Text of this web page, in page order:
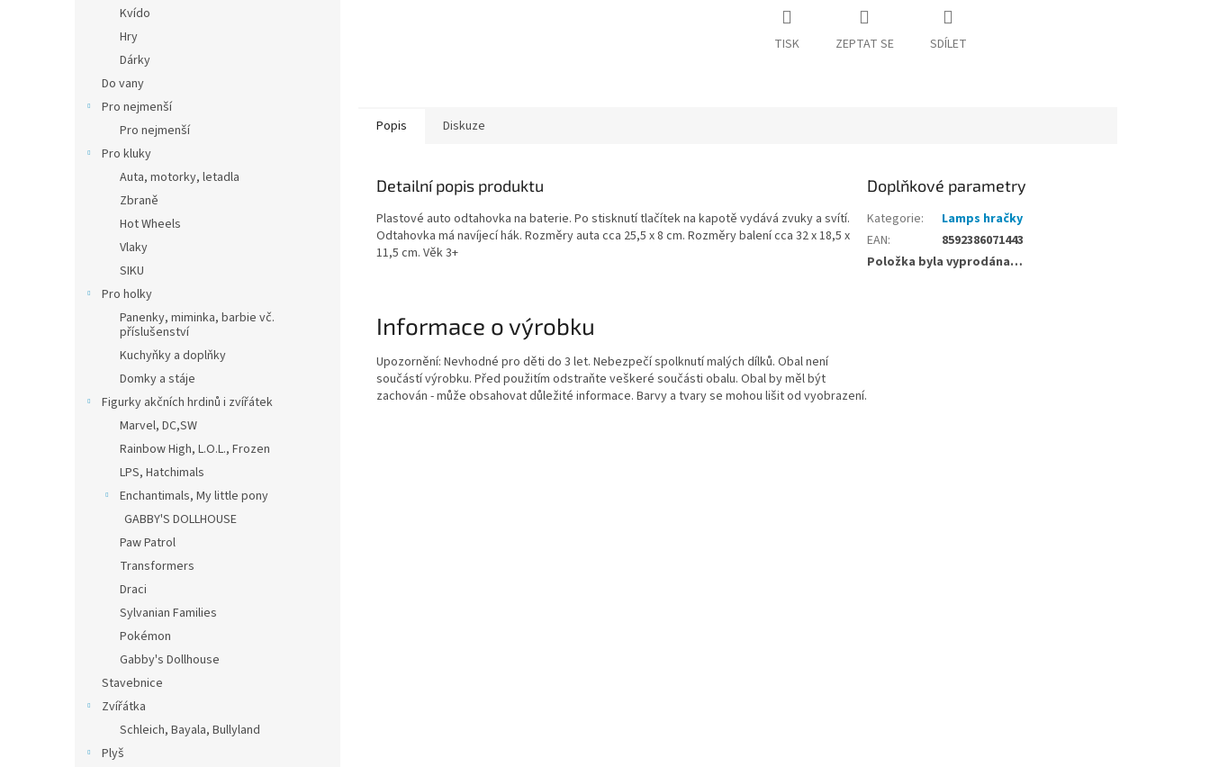
Kvído
Hry
Dárky
Do vany
Pro nejmenší
Pro nejmenší
Pro kluky
Auta, motorky, letadla
Zbraně
Hot Wheels
Vlaky
SIKU
Pro holky
Panenky, miminka, barbie vč.
příslušenství
Kuchyňky a doplňky
Domky a stáje
Figurky akčních hrdinů i zvířátek
Marvel, DC,SW
Rainbow High, L.O.L., Frozen
LPS, Hatchimals
Enchantimals, My little pony
GABBY'S DOLLHOUSE
Paw Patrol
Transformers
Draci
Sylvanian Families
Pokémon
Gabby's Dollhouse
Stavebnice
Zvířátka
Schleich, Bayala, Bullyland
Plyš
TISK ZEPTAT SE SDÍLET
Popis Diskuze
Detailní popis produktu
Plastové auto odtahovka na baterie. Po stisknutí tlačítek na kapotě vydává zvuky a svítí.
Odtahovka má navíjecí hák. Rozměry auta cca 25,5 x 8 cm. Rozměry balení cca 32 x 18,5 x
11,5 cm. Věk 3+
Informace o výrobku
Upozornění: Nevhodné pro děti do 3 let. Nebezpečí spolknutí malých dílků. Obal není
součástí výrobku. Před použitím odstraňte veškeré součásti obalu. Obal by měl být
zachován - může obsahovat důležité informace. Barvy a tvary se mohou lišit od vyobrazení.
Doplňkové parametry
Kategorie:
Lamps hračky
EAN:
8592386071443
Položka byla vyprodána…